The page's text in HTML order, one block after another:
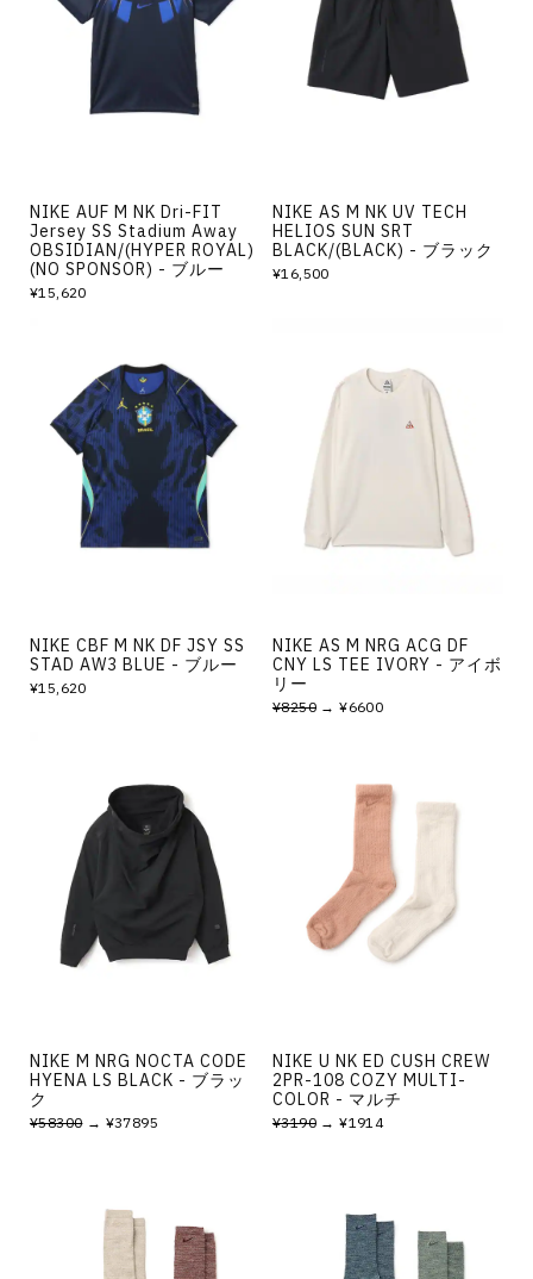
NIKE AUF M NK Dri-FIT
Jersey SS Stadium Away
OBSIDIAN/(HYPER ROYAL)
(NO SPONSOR) - ブルー
¥15,620
NIKE AS M NK UV TECH
HELIOS SUN SRT
BLACK/(BLACK) - ブラック
¥16,500
NIKE CBF M NK DF JSY SS
STAD AW3 BLUE - ブルー
¥15,620
NIKE AS M NRG ACG DF
CNY LS TEE IVORY - アイボ
リー
¥8250 → ¥6600
NIKE M NRG NOCTA CODE
HYENA LS BLACK - ブラッ
ク
¥58300→ ¥37895
NIKE U NK ED CUSH CREW
2PR-108 COZY MULTI-
COLOR - マルチ
¥3190 → ¥1914